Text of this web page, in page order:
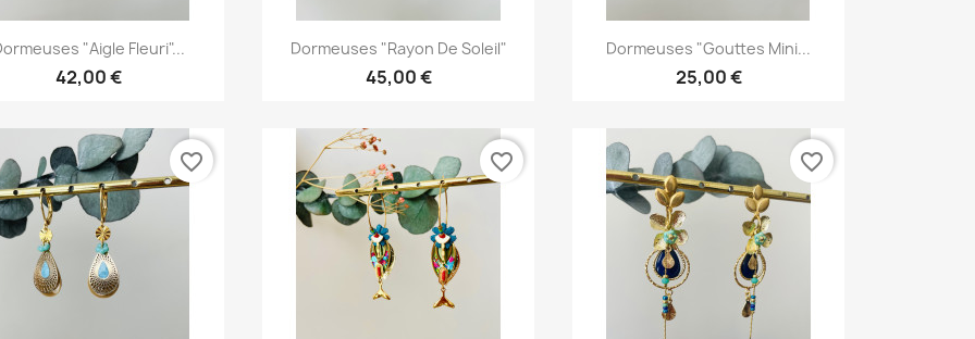
Aperçu rapide
"Aigle Fleuri"...
42,00 €
Aperçu rapide
Dormeuses "Rayon De Soleil"
45,00 €
Aperçu rapide
Dormeuses "Gouttes Mini...
25,00 €
favorite_border favorite_border favorite_border